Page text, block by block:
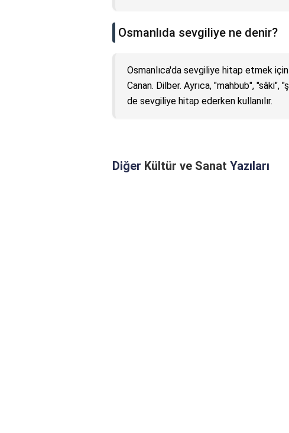
Osmanlıda sevgiliye ne denir?
Osmanlıca'da sevgiliye hitap etmek için
Canan. Dilber. Ayrıca, "mahbub",
de sevgiliye hitap ederken kullanılır.
Diğer Kültür ve Sanat Yazıları